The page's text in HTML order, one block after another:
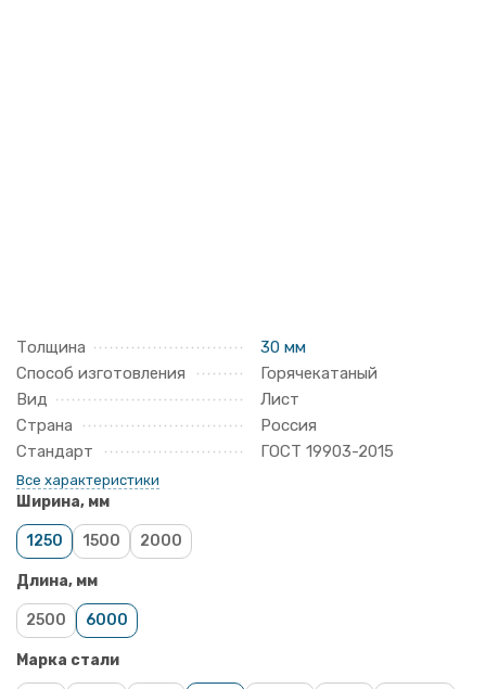
Толщина
30 мм
Способ изготовления
Горячекатаный
Вид
Лист
Страна
Россия
Стандарт
ГОСТ 19903-2015
Все характеристики
Ширина, мм
1250 1500 2000
Длина, мм
2500 6000
Марка стали